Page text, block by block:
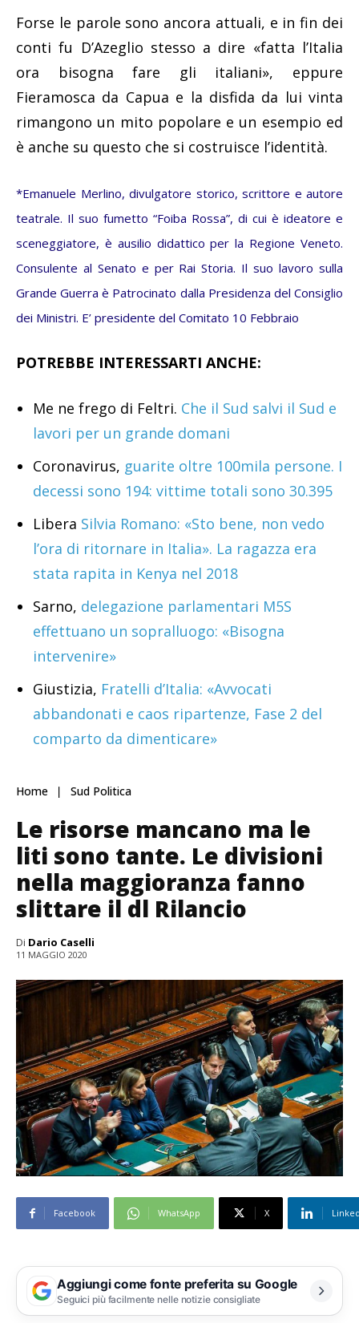
Forse le parole sono ancora attuali, e in fin dei
conti fu D’Azeglio stesso a dire «fatta l’Italia
ora bisogna fare gli italiani», eppure
Fieramosca da Capua e la disfida da lui vinta
rimangono un mito popolare e un esempio ed
è anche su questo che si costruisce l’identità.
*Emanuele Merlino, divulgatore storico, scrittore e autore
teatrale. Il suo fumetto “Foiba Rossa”, di cui è ideatore e
sceneggiatore, è ausilio didattico per la Regione Veneto.
Consulente al Senato e per Rai Storia. Il suo lavoro sulla
Grande Guerra è Patrocinato dalla Presidenza del Consiglio
dei Ministri. E’ presidente del Comitato 10 Febbraio
POTREBBE INTERESSARTI ANCHE:
Me ne frego di Feltri. Che il Sud salvi il Sud e
lavori per un grande domani
Coronavirus, guarite oltre 100mila persone. I
decessi sono 194: vittime totali sono 30.395
Libera Silvia Romano: «Sto bene, non vedo
l’ora di ritornare in Italia». La ragazza era
stata rapita in Kenya nel 2018
Sarno, delegazione parlamentari M5S
effettuano un sopralluogo: «Bisogna
intervenire»
Giustizia, Fratelli d’Italia: «Avvocati
abbandonati e caos ripartenze, Fase 2 del
comparto da dimenticare»
Home Sud Politica
Le risorse mancano ma le
liti sono tante. Le divisioni
nella maggioranza fanno
slittare il dl Rilancio
Di Dario Caselli
11 MAGGIO 2020
Facebook WhatsApp X
Aggiungi come fonte preferita su Google
Seguici più facilmente nelle notizie consigliate